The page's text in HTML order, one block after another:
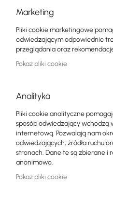
GPON
Kable LAN
Routery LAN
Licencje MikroTik
Monitoring, Smart Home IoT
Zewnętrzne urządzenia WiFi
Marketing
Pliki cookie marketingowe
odwiedzającym odpowiednie
przeglądania oraz
Pokaż pliki cookie
Analityka
Pliki cookie analityczne
sposób odwiedzający wchodzą
internetową. Pozwalają nam
odwiedzających, źródła ruchu
stronach. Dane te są zbierane i
anonimowo.
Pokaż pliki cookie